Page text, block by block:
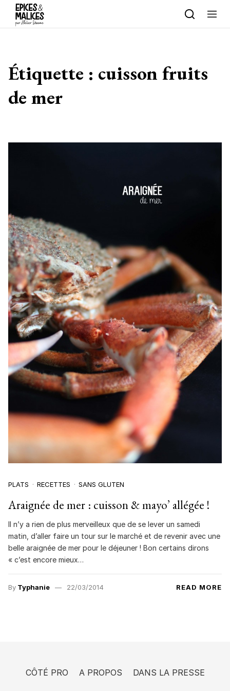
Skip to content
Étiquette : cuisson fruits
de mer
PLATS RECETTES SANS GLUTEN
Araignée de mer : cuisson & mayo’ allégée !
Il n’y a rien de plus merveilleux que de se lever un samedi
matin, d’aller faire un tour sur le marché et de revenir avec une
belle araignée de mer pour le déjeuner ! Bon certains dirons
« c’est encore mieux…
By Typhanie 22/03/2014 READ MORE
CÔTÉ PRO A PROPOS DANS LA PRESSE